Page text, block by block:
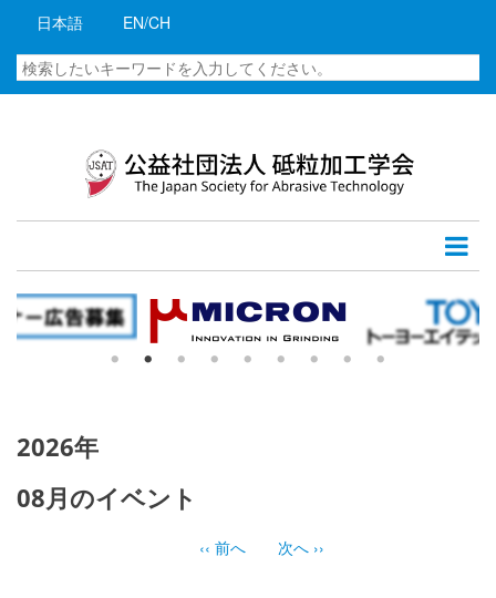
コ
に
動
日本語 EN/CH
検
索
2026年
08月のイベント
‹‹ 前へ 次へ ››